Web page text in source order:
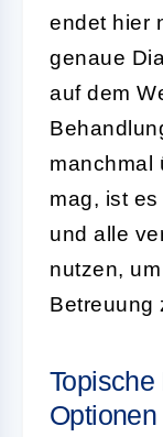
endet hier
genaue
auf dem
manchmal
mag, ist
und alle
nutzen,
Betreuung